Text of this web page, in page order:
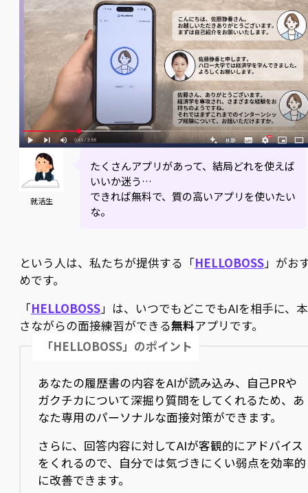
就活生
たくさんアプリがあって、結局どれを使えば
いいか迷う…
できれば無料で、質の高いアプリを使いたい
な。
という人は、私たちが提供する「HELLOBOSS」がお
めです。
「HELLOBOSS」は、いつでもどこでもAIを相手に、
さながらの面接練習ができる無料アプリです。
「HELLOBOSS」のポイント
あなたの履歴書の内容をAIが読み込み、自己PRや
ガクチカについて深掘り質問をしてくれるため、あ
なた専用のパーソナルな面接対策ができます。
さらに、回答内容に対してAIが客観的にアドバイス
をくれるので、自分では気づきにくい弱点を効率的
に改善できます。